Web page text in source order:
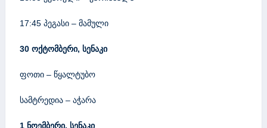
17:45 პეგასი – მამული
30 ოქტომბერი, სენაკი
ფოთი – წყალტუბო
სამტრედია – აჭარა
1 ნოემბერი, სენაკი